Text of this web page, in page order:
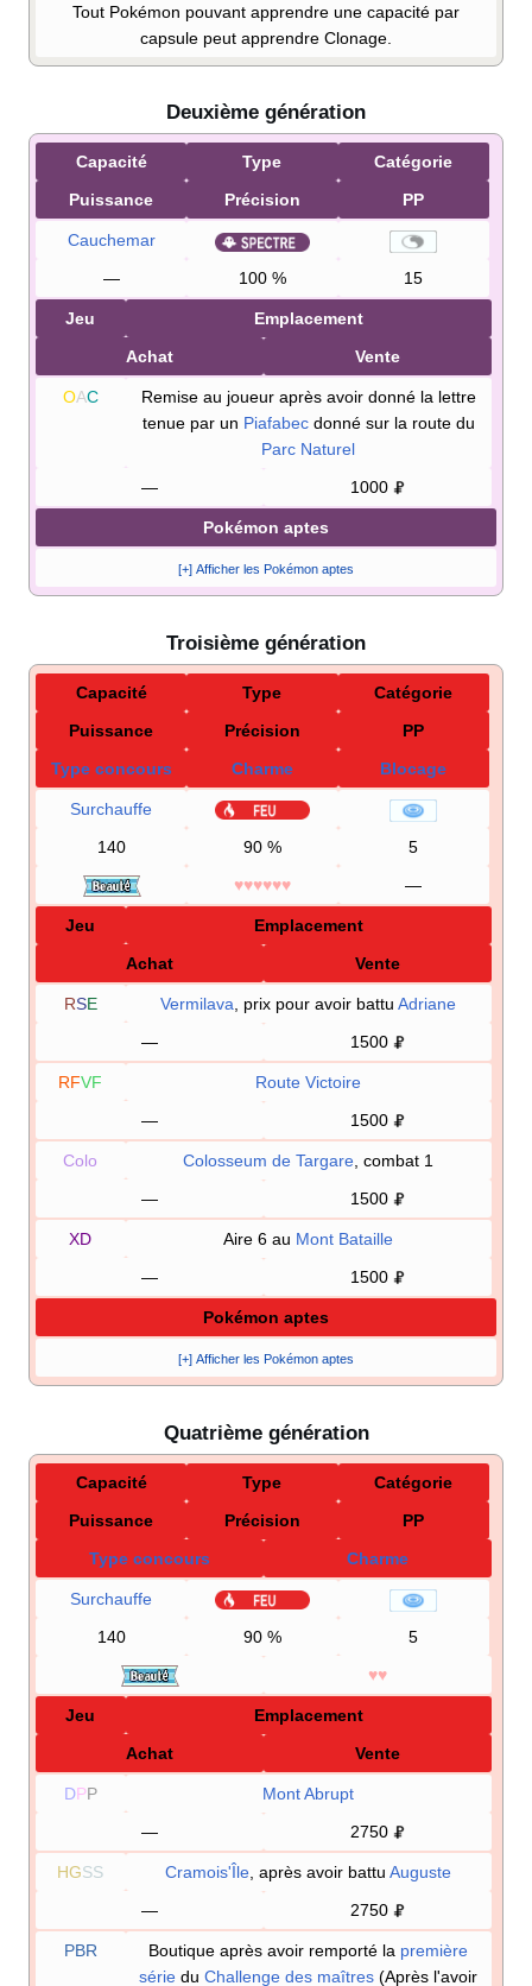
Tout Pokémon pouvant apprendre une capacité par
capsule peut apprendre Clonage.
Deuxième génération
Capacité Type
Catégorie
Puissance
Précision PP
Cauchemar
—
100 % 15
Jeu
Emplacement
Achat
Vente
OAC
Remise au joueur après avoir donné la lettre
tenue par un Piafabecdonné sur la route du
Parc Naturel
—
1000
Pokémon aptes
[+] Afficher les Pokémon aptes
Troisième génération
Capacité Type
Catégorie
Puissance
Précision
PP
Type concours
Charme Blocage
Surchauffe
140
90 %
5
♥♥♥♥♥♥
—
Jeu
Emplacement
Achat
Vente
RSE Vermilava, prix pour avoir battuAdriane
—
1500
RFVF
Route Victoire
—
1500
Colo Colosseum de Targare, combat 1
—
1500
XD Aire 6 au Mont Bataille
—
1500
Pokémon aptes
[+] Afficher les Pokémon aptes
Quatrième génération
Capacité Type
Catégorie
Puissance
Précision
PP
Type concours
Charme
Surchauffe
140
90 %
5
♥♥
Jeu
Emplacement
Achat
Vente
DPP
Mont Abrupt
—
2750
HGSS Cramois'Île, après avoir battuAuguste
—
2750
PBR Boutique après avoir remporté la première
série duChallenge des maîtres (Après l'avoir